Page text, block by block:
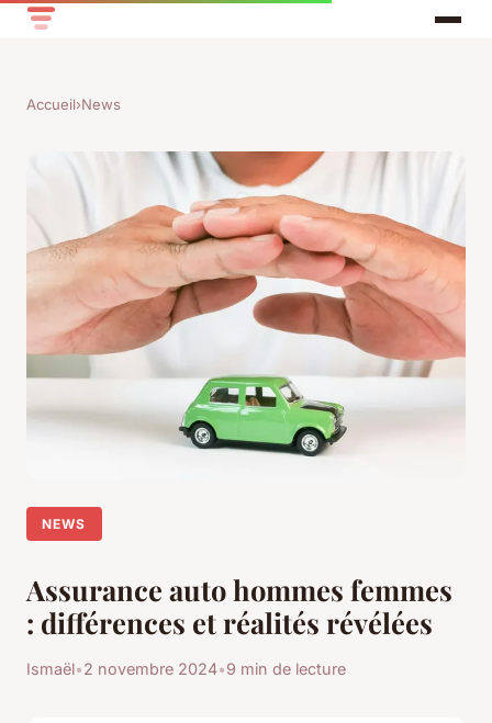
Accueil›News
NEWS
Assurance auto hommes femmes
: différences et réalités révélées
Ismaël•2 novembre 2024•9 min de lecture